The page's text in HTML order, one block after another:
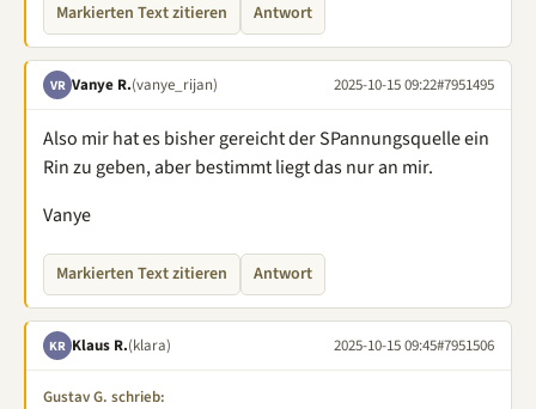
Markierten Text zitieren Antwort
VR Vanye R.(vanye_rijan) 2025-10-15 09:22#7951495
Also mir hat es bisher gereicht der SPannungsquelle ein
Rin zu geben, aber bestimmt liegt das nur an mir.
Vanye
Markierten Text zitieren Antwort
KR Klaus R.(klara) 2025-10-15 09:45#7951506
Gustav G. schrieb: